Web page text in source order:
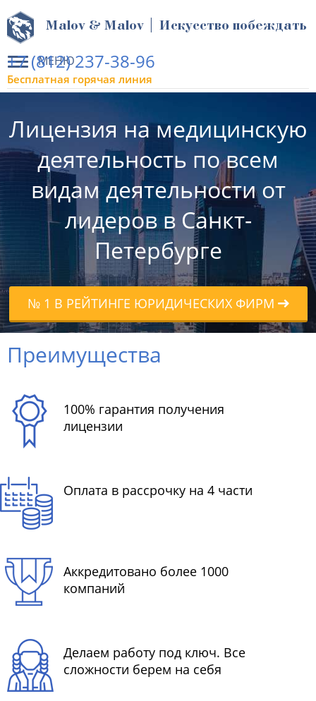
МЕНЮ
Malov & Malov | Искусство побеждать
+7 (812) 237-38-96
Бесплатная горячая линия
Лицензия на медицинскую
деятельность по всем
видам деятельности от
лидеров в Санкт-
Петербурге
№ 1 В РЕЙТИНГЕ ЮРИДИЧЕСКИХ ФИРМ
Преимущества
100% гарантия получения
лицензии
Оплата в рассрочку на 4 части
Аккредитовано более 1000
компаний
Делаем работу под ключ. Все
сложности берем на себя